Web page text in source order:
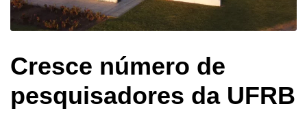
Cresce número de
pesquisadores da UFRB